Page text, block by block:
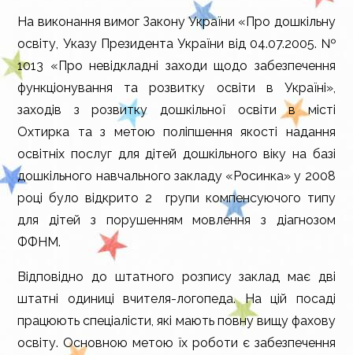
На виконання вимог Закону України «Про дошкільну
освіту, Указу Президента України від 04.07.2005. №
1013 «Про невідкладні заходи щодо забезпечення
функціонування та розвитку освіти в Україні»,
заходів з розвитку дошкільної освіти в місті
Охтирка та з метою поліпшення якості надання
освітніх послуг для дітей дошкільного віку на базі
дошкільного навчального закладу «Росинка» у 2008
році було відкрито 2 групи компенсуючого типу
для дітей з порушенням мовлення з діагнозом
ФФНМ.
Відповідно до штатного розпису заклад має дві
штатні одиниці вчителя-логопеда. На цій посаді
працюють спеціалісти, які мають повну вищу фахову
освіту. Основною метою їх роботи є забезпечення